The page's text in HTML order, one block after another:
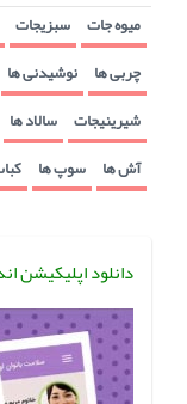
میوه جات سبزیجات
چربی ها نوشیدنی ها
شیرینیجات سالاد ها
آش ها سوپ ها
دانلود اپلیکیشن